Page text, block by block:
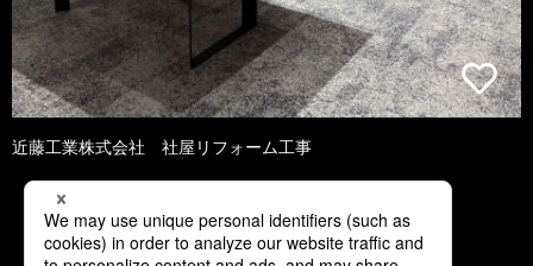
近藤工業株式会社 社屋リフォーム工事
1 2 3 4 5